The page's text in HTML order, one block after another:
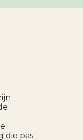
die pas